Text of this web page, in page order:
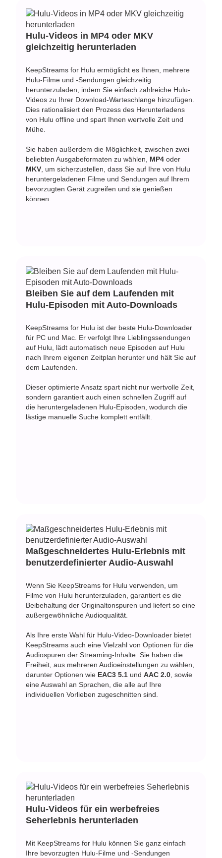
Hulu-Videos in MP4 oder MKV
gleichzeitig herunterladen
KeepStreams for Hulu ermöglicht es Ihnen, mehrere
Hulu-Filme und -Sendungen gleichzeitig
herunterzuladen, indem Sie einfach zahlreiche Hulu-
Videos zu Ihrer Download-Warteschlange hinzufügen.
Dies rationalisiert den Prozess des Herunterladens
von Hulu offline und spart Ihnen wertvolle Zeit und
Mühe.
Sie haben außerdem die Möglichkeit, zwischen zwei
beliebten Ausgabeformaten zu wählen, MP4 oder
MKV , um sicherzustellen, dass Sie auf Ihre von Hulu
heruntergeladenen Filme und Sendungen auf Ihrem
bevorzugten Gerät zugreifen und sie genießen
können.
Bleiben Sie auf dem Laufenden mit
Hulu-Episoden mit Auto-Downloads
KeepStreams for Hulu ist der beste Hulu-Downloader
für PC und Mac. Er verfolgt Ihre Lieblingssendungen
auf Hulu, lädt automatisch neue Episoden auf Hulu
nach Ihrem eigenen Zeitplan herunter und hält Sie auf
dem Laufenden.
Dieser optimierte Ansatz spart nicht nur wertvolle Zeit,
sondern garantiert auch einen schnellen Zugriff auf
die heruntergeladenen Hulu-Episoden, wodurch die
lästige manuelle Suche komplett entfällt.
Maßgeschneidertes Hulu-Erlebnis mit
benutzerdefinierter Audio-Auswahl
Wenn Sie KeepStreams for Hulu verwenden, um
Filme von Hulu herunterzuladen, garantiert es die
Beibehaltung der Originaltonspuren und liefert so eine
außergewöhnliche Audioqualität.
Als Ihre erste Wahl für Hulu-Video-Downloader bietet
KeepStreams auch eine Vielzahl von Optionen für die
Audiospuren der Streaming-Inhalte. Sie haben die
Freiheit, aus mehreren Audioeinstellungen zu wählen,
darunter Optionen wie EAC3 5.1 undAAC 2.0 , sowie
eine Auswahl an Sprachen, die alle auf Ihre
individuellen Vorlieben zugeschnitten sind.
Hulu-Videos für ein werbefreies
Seherlebnis herunterladen
Mit KeepStreams for Hulu können Sie ganz einfach
Ihre bevorzugten Hulu-Filme und -Sendungen